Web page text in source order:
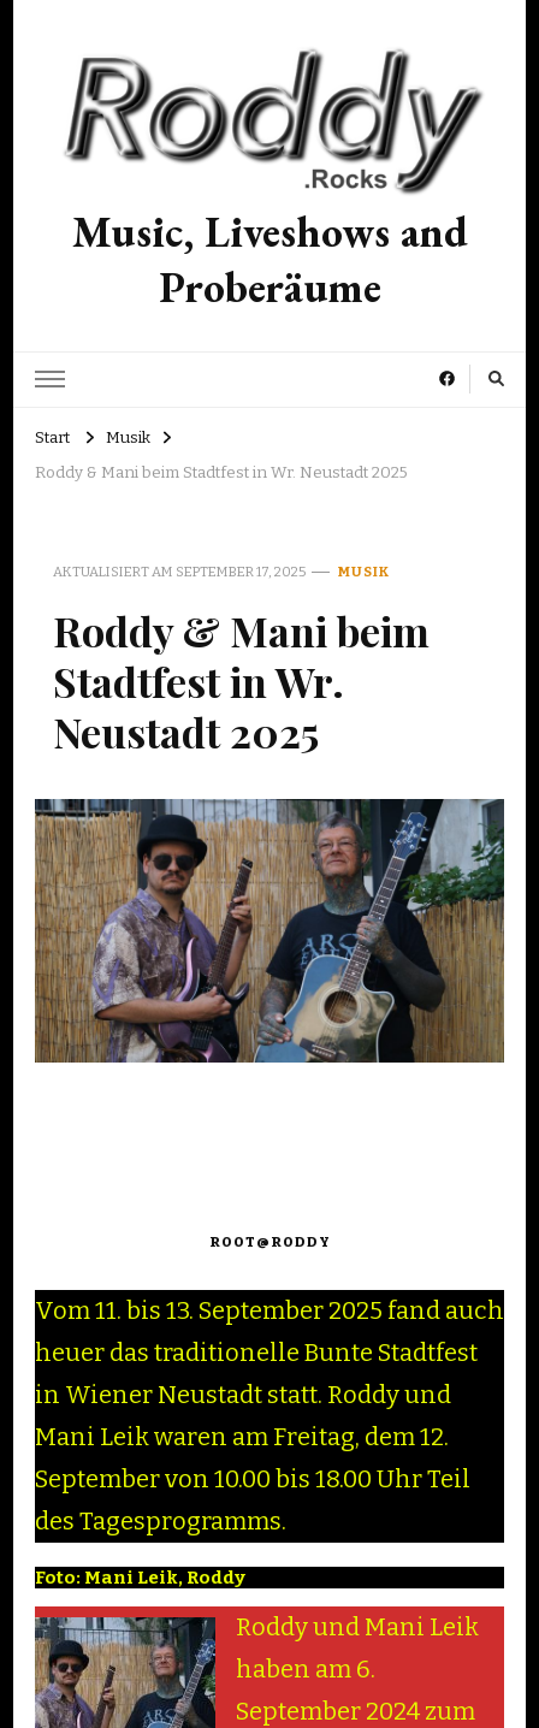
Music, Liveshows and
Proberäume
Start
Musik
Roddy & Mani beim Stadtfest in Wr. Neustadt 2025
AKTUALISIERT AM SEPTEMBER 17, 2025 MUSIK
Roddy & Mani beim
Stadtfest in Wr.
Neustadt 2025
ROOT@RODDY
Vom 11. bis 13. September 2025 fand auch
heuer das traditionelle Bunte Stadtfest
in Wiener Neustadt statt. Roddy und
Mani Leik waren am Freitag, dem 12.
September von 10.00 bis 18.00 Uhr Teil
des Tagesprogramms.
Foto: Mani Leik, Roddy
Roddy und Mani Leik
haben am 6.
September 2024 zum